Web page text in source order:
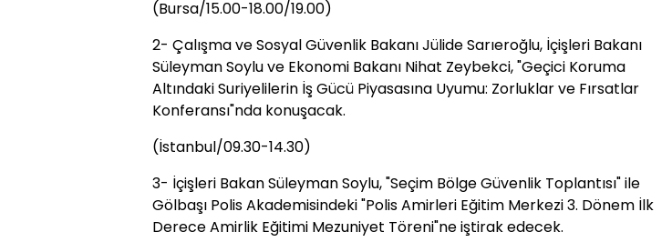
(Bursa/15.00-18.00/19.00)
2- Çalışma ve Sosyal Güvenlik Bakanı Jülide Sarıeroğlu, İçişleri Bakanı
Süleyman Soylu ve Ekonomi Bakanı Nihat Zeybekci, "Geçici Koruma
Altındaki Suriyelilerin İş Gücü Piyasasına Uyumu: Zorluklar ve Fırsatlar
Konferansı"nda konuşacak.
(İstanbul/09.30-14.30)
3- İçişleri Bakan Süleyman Soylu, "Seçim Bölge Güvenlik Toplantısı" ile
Gölbaşı Polis Akademisindeki "Polis Amirleri Eğitim Merkezi 3. Dönem İlk
Derece Amirlik Eğitimi Mezuniyet Töreni"ne iştirak edecek.